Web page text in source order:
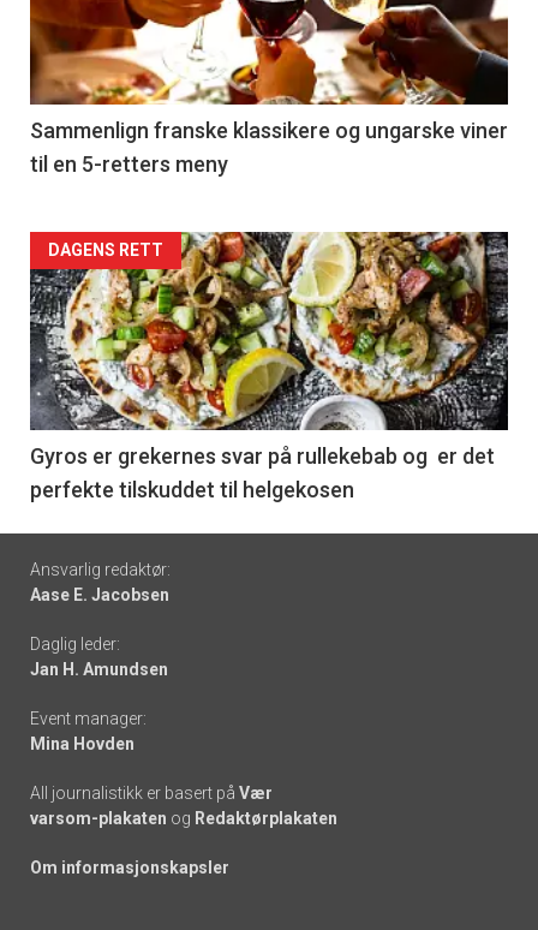
nå
-
5
Sammenlign franske klassikere og ungarske viner
til en 5-retters meny
Forsiden
akkurat
nå
-
6
DAGENS RETT
Gyros er grekernes svar på rullekebab og er det
perfekte tilskuddet til helgekosen
Footer
-
links
Ansvarlig redaktør:
Aase E. Jacobsen
Daglig leder:
Jan H. Amundsen
Event manager:
Mina Hovden
All journalistikk er basert på Vær
varsom-plakaten og Redaktørplakaten
Om informasjonskapsler